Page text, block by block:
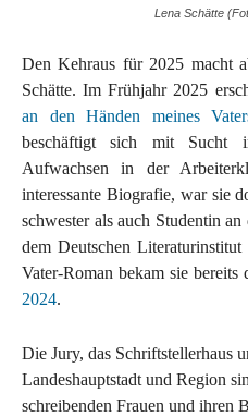
Lena Schätte
Den Kehraus für 2025 macht
Schätte. Im Frühjahr 2025
an den Händen meines
beschäftigt sich mit Sucht
Aufwachsen in der
interessante Biografie, war sie
schwester als auch Studentin
dem Deutschen
Vater-Roman bekam sie bereits
2024.
Die Jury, das Schriftstellerhaus
Landeshauptstadt und Region
schreibenden Frauen und ihren